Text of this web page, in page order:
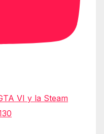
VI y la Steam